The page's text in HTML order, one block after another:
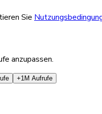
Sie
anzupassen.
+1M Aufrufe